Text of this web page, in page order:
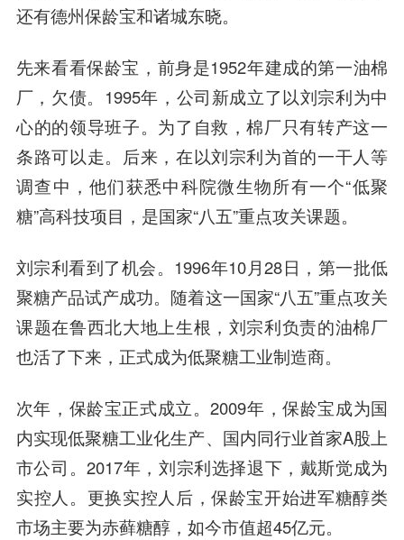
还有德州保龄宝和诸城东晓。
先来看看保龄宝 ，前身是1952年建成的第一油棉
厂，欠债。1995年，公司新成立了以刘宗利为中
心的的领导班子。为了自救，棉厂只有转产这一
条路可以走。后来，在以刘宗利为首的一干人等
调查中，他们获悉中科院微生物所有一个“低聚
糖”高科技项目，是国家“八五”重点攻关课题。
刘宗利看到了机会。1996年10月28日，第一批低
聚糖产品试产成功。随着这一国家“八五”重点攻关
课题在鲁西北大地上生根，刘宗利负责的油棉厂
也活了下来，正式成为低聚糖工业制造商。
次年， 保龄宝正式成立。2009年，保龄宝成为国
内实现低聚糖工业化生产、国内同行业首家A股上
市公司。2017年，刘宗利选择退下，戴斯觉成为
实控人。更换实控人后，保龄宝开始进军糖醇类
市场主要为赤藓糖醇，如今市值超45亿元。